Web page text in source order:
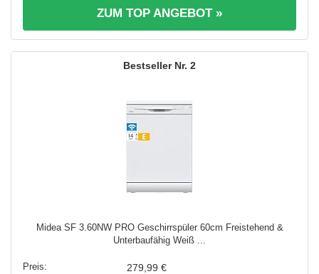
ZUM TOP ANGEBOT »
2
Midea SF 3.60NW PRO Geschirrspüler 60cm Freistehend &
Unterbaufähig Weiß ...
279,99 €